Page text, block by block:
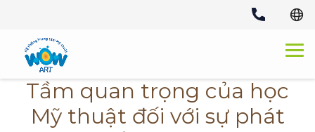
content
Tầm quan trọng của học
Mỹ thuật đối với sự phát